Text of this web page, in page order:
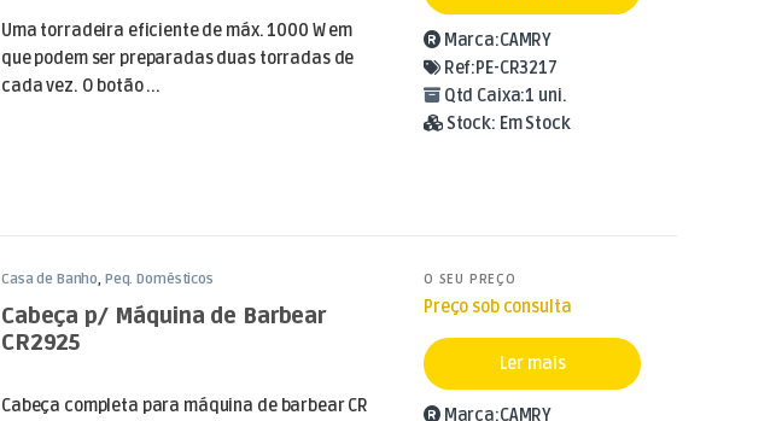
Uma torradeira eficiente de máx. 1000 W em
que podem ser preparadas duas torradas de
cada vez. O botão ...
Marca:CAMRY
Ref:PE-CR3217
Qtd Caixa:1 uni.
Stock: Em Stock
Casa de Banho, Peq. Domésticos
Cabeça p/ Máquina de Barbear
CR2925
Cabeça completa para máquina de barbear CR
O SEU PREÇO
Preço sob consulta
Ler mais
Marca:CAMRY